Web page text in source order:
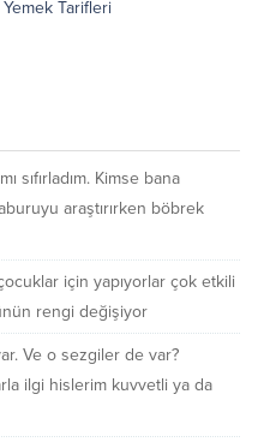
Yemek Tarifleri
sıfırladım. Kimse bana
araştırırken böbrek
için yapıyorlar çok etkili
rengi değişiyor
Ve o sezgiler de var?
ilgi hislerim kuvvetli ya da